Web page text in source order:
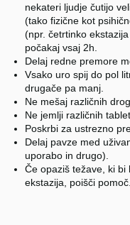
nekateri ljudje čutijo
(tako fizične kot
(npr. četrtinko
počakaj vsaj 2h.
Delaj redne premore
Vsako uro spij do pol
drugače pa manj.
Ne mešaj različnih
Ne jemlji različnih
Poskrbi za ustrezno
Delaj pavze med
uporabo in drugo).
Če opaziš težave, ki
ekstazija, poišči pomoč.